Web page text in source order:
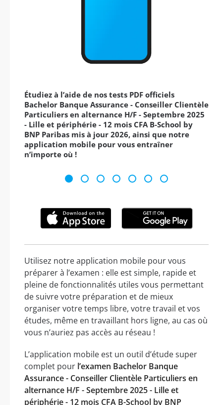
Étudiez à l’aide de nos tests PDF officiels
Bachelor Banque Assurance - Conseiller Clientèle
Particuliers en alternance H/F - Septembre 2025
- Lille et périphérie - 12 mois CFA B-School by
BNP Paribas mis à jour 2026, ainsi que notre
application mobile pour vous entraîner
n’importe où !
Utilisez notre application mobile pour vous
préparer à l’examen : elle est simple, rapide et
pleine de fonctionnalités utiles vous permettant
de suivre votre préparation et de mieux
organiser votre temps libre, votre travail et vos
études, même en travaillant hors ligne, au cas où
vous n’auriez pas accès au réseau !
L’application mobile est un outil d’étude super
complet pour l’examen Bachelor Banque
Assurance - Conseiller Clientèle Particuliers en
alternance H/F - Septembre 2025 - Lille et
périphérie - 12 mois CFA B-School by BNP